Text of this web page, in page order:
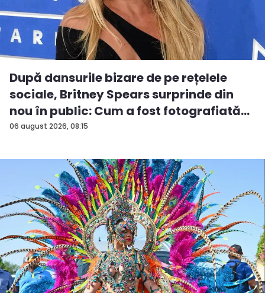
06 august 2026, 08:15
După dansurile bizare de pe rețelele
sociale, Britney Spears surprinde din
nou în public: Cum a fost fotografiată
î...